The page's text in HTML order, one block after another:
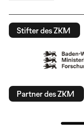
Stifter des ZKM
Partner des ZKM